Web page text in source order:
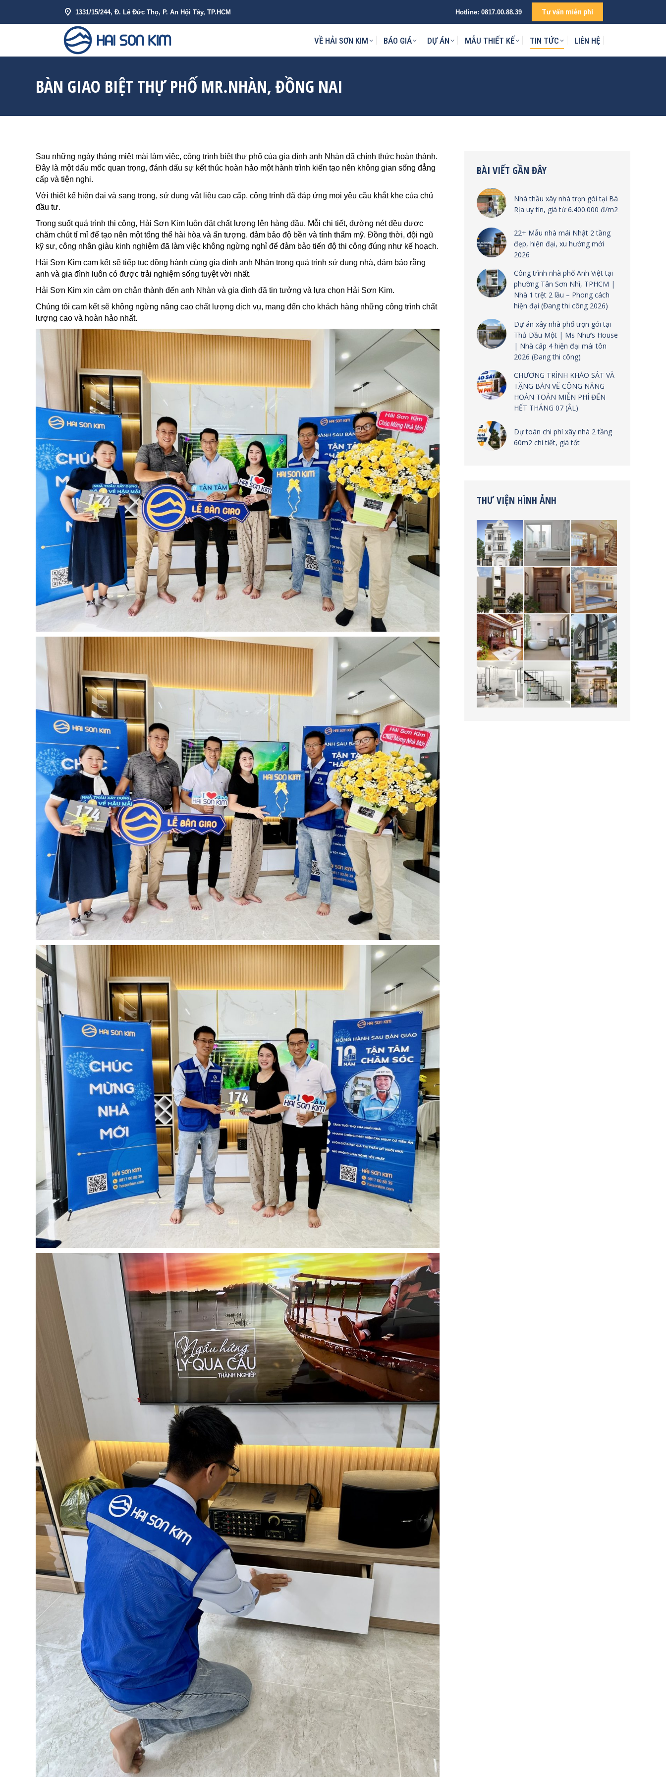
1331/15/244, Đ. Lê Đức Thọ, P. An Hội Tây, TP.HCM Hotline: 0817.00.88.39 Tư vấn miễn phí
VỀ HẢI SƠN KIM BÁO GIÁ DỰ ÁN MẪU THIẾT KẾ TIN TỨC LIÊN HỆ
BÀN GIAO BIỆT THỰ PHỐ MR.NHÀN, ĐỒNG NAI
Sau những ngày tháng miệt mài làm việc, công trình biệt thự phố của gia đình anh Nhàn đã chính thức hoàn thành.
Đây là một dấu mốc quan trọng, đánh dấu sự kết thúc hoàn hảo một hành trình kiến tạo nên không gian sống đẳng
cấp và tiện nghi.
Với thiết kế hiện đại và sang trọng, sử dụng vật liệu cao cấp, công trình đã đáp ứng mọi yêu cầu khắt khe của chủ
đầu tư.
Trong suốt quá trình thi công, Hải Sơn Kim luôn đặt chất lượng lên hàng đầu. Mỗi chi tiết, đường nét đều được
chăm chút tỉ mỉ để tạo nên một tổng thể hài hòa và ấn tượng. đảm bảo độ bền và tính thẩm mỹ. Đồng thời, đội ngũ
kỹ sư, công nhân giàu kinh nghiệm đã làm việc không ngừng nghỉ để đảm bảo tiến độ thi công đúng như kế hoạch.
Hải Sơn Kim cam kết sẽ tiếp tục đồng hành cùng gia đình anh Nhàn trong quá trình sử dụng nhà, đảm bảo rằng
anh và gia đình luôn có được trải nghiệm sống tuyệt vời nhất.
Hải Sơn Kim xin cảm ơn chân thành đến anh Nhàn và gia đình đã tin tưởng và lựa chọn Hải Sơn Kim.
Chúng tôi cam kết sẽ không ngừng nâng cao chất lượng dịch vụ, mang đến cho khách hàng những công trình chất
lượng cao và hoàn hảo nhất.
BÀI VIẾT GẦN ĐÂY
Nhà thầu xây nhà trọn gói tại Bà
Rịa uy tín, giá từ 6.400.000 đ/m2
22+ Mẫu nhà mái Nhật 2 tầng
đẹp, hiện đại, xu hướng mới
2026
Công trình nhà phố Anh Việt tại
phường Tân Sơn Nhì, TPHCM |
Nhà 1 trệt 2 lầu – Phong cách
hiện đại (Đang thi công 2026)
Dự án xây nhà phố trọn gói tại
Thủ Dầu Một | Ms Như’s House
| Nhà cấp 4 hiện đại mái tôn
2026 (Đang thi công)
CHƯƠNG TRÌNH KHẢO SÁT VÀ
TẶNG BẢN VẼ CÔNG NĂNG
HOÀN TOÀN MIỄN PHÍ ĐẾN
HẾT THÁNG 07 (ÂL)
Dự toán chi phí xây nhà 2 tầng
60m2 chi tiết, giá tốt
THƯ VIỆN HÌNH ẢNH
VỀ HẢI SƠN KIM LIÊN HỆ